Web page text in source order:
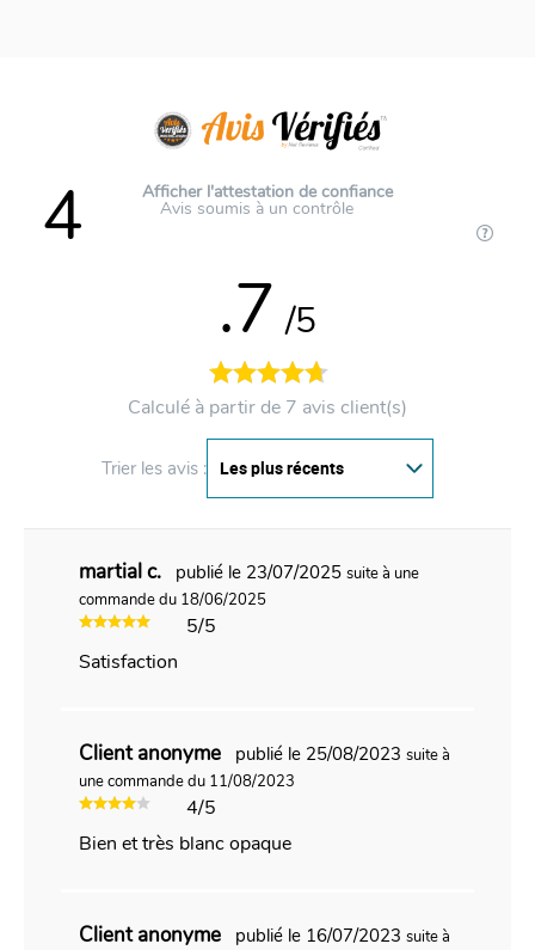
Afficher l'attestation de confiance
Avis soumis à un contrôle
4
.7 /5
Calculé à partir de 7 avis client(s)
Trier les avis :
martial c. publié le 23/07/2025 suite à une
commande du 18/06/2025
5/5
Satisfaction
Client anonyme publié le 25/08/2023 suite à
une commande du 11/08/2023
4/5
Bien et très blanc opaque
Client anonyme publié le 16/07/2023 suite à